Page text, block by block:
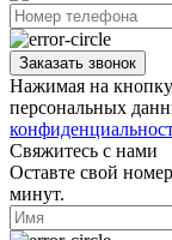
Заказать звонок
Нажимая на
персональных
Свяжитесь с нами
Оставте свой
минут.